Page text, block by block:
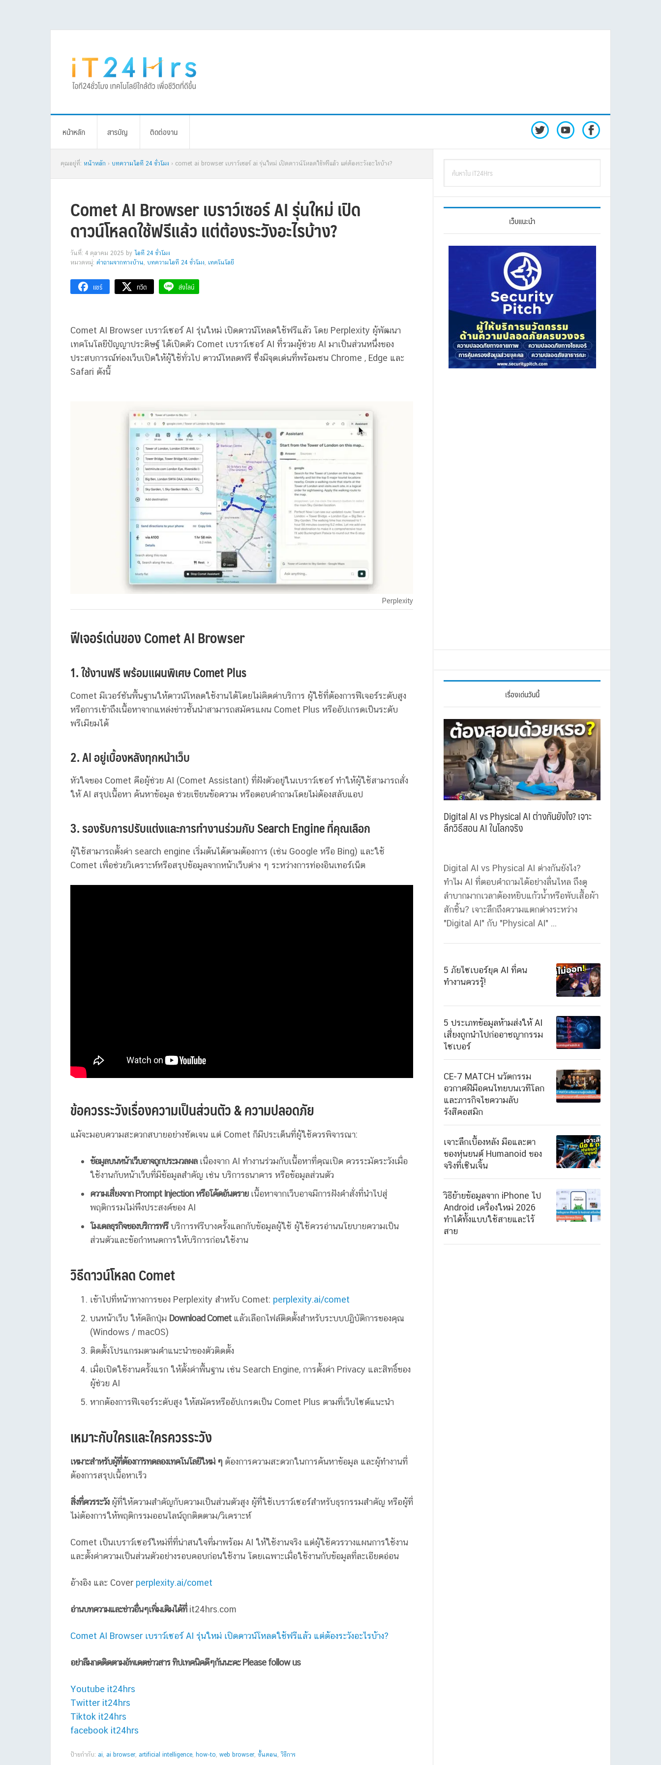
หน้าหลัก สารบัญ ติดต่องาน
คุณอยู่ที่: หน้าหลัก › บทความไอที 24 ชั่วโมง › comet ai browser เบราว์เซอร์ ai รุ่นใหม่ เปิดดาวน์โหลดใช้ฟรีแล้ว แต่ต้องระวังอะไรบ้าง?
Comet AI Browser เบราว์เซอร์ AI รุ่นใหม่ เปิด
ดาวน์โหลดใช้ฟรีแล้ว แต่ต้องระวังอะไรบ้าง?
วันที่: 4 ตุลาคม 2025 by ไอที 24 ชั่วโมง
หมวดหมู่: คำถามจากทางบ้าน, บทความไอที 24 ชั่วโมง, เทคโนโลยี
แชร์ ทวีต ส่งไลน์
Comet AI Browser เบราว์เซอร์ AI รุ่นใหม่ เปิดดาวน์โหลดใช้ฟรีแล้ว โดย Perplexity ผู้พัฒนา
เทคโนโลยีปัญญาประดิษฐ์ ได้เปิดตัว Comet เบราว์เซอร์ AI ที่รวมผู้ช่วย AI มาเป็นส่วนหนึ่งของ
ประสบการณ์ท่องเว็บเปิดให้ผู้ใช้ทั่วไป ดาวน์โหลดฟรี ซึ่งมีจุดเด่นที่พร้อมชน Chrome , Edge และ
Safari ดังนี้
Perplexity
ฟีเจอร์เด่นของ Comet AI Browser
1. ใช้งานฟรี พร้อมแผนพิเศษ Comet Plus
Comet มีเวอร์ชันพื้นฐานให้ดาวน์โหลดใช้งานได้โดยไม่คิดค่าบริการ ผู้ใช้ที่ต้องการฟีเจอร์ระดับสูง
หรือการเข้าถึงเนื้อหาจากแหล่งข่าวชั้นนำสามารถสมัครแผน Comet Plus หรืออัปเกรดเป็นระดับ
พรีเมียมได้
2. AI อยู่เบื้องหลังทุกหน้าเว็บ
หัวใจของ Comet คือผู้ช่วย AI (Comet Assistant) ที่ฝังตัวอยู่ในเบราว์เซอร์ ทำให้ผู้ใช้สามารถสั่ง
ให้ AI สรุปเนื้อหา ค้นหาข้อมูล ช่วยเขียนข้อความ หรือตอบคำถามโดยไม่ต้องสลับแอป
3. รองรับการปรับแต่งและการทำงานร่วมกับ Search Engine ที่คุณเลือก
ผู้ใช้สามารถตั้งค่า search engine เริ่มต้นได้ตามต้องการ (เช่น Google หรือ Bing) และใช้
Comet เพื่อช่วยวิเคราะห์หรือสรุปข้อมูลจากหน้าเว็บต่าง ๆ ระหว่างการท่องอินเทอร์เน็ต
ข้อควรระวังเรื่องความเป็นส่วนตัว & ความปลอดภัย
แม้จะมอบความสะดวกสบายอย่างชัดเจน แต่ Comet ก็มีประเด็นที่ผู้ใช้ควรพิจารณา:
ข้อมูลบนหน้าเว็บอาจถูกประมวลผลเนื่องจาก AI ทำงานร่วมกับเนื้อหาที่คุณเปิด ควรระมัดระวังเมื่อ
ใช้งานกับหน้าเว็บที่มีข้อมูลสำคัญ เช่น บริการธนาคาร หรือข้อมูลส่วนตัว
ความเสี่ยงจาก Prompt Injection หรือโค้ดอันตรายเนื้อหาจากเว็บอาจมีการฝังคำสั่งที่นำไปสู่
พฤติกรรมไม่พึงประสงค์ของ AI
โมเดลธุรกิจของบริการฟรีบริการฟรีบางครั้งแลกกับข้อมูลผู้ใช้ ผู้ใช้ควรอ่านนโยบายความเป็น
ส่วนตัวและข้อกำหนดการให้บริการก่อนใช้งาน
วิธีดาวน์โหลด Comet
เข้าไปที่หน้าทางการของ Perplexity สำหรับ Comet: perplexity.ai/comet
บนหน้าเว็บ ให้คลิกปุ่ม Download Cometแล้วเลือกไฟล์ติดตั้งสำหรับระบบปฏิบัติการของคุณ
(Windows / macOS)
ติดตั้งโปรแกรมตามคำแนะนำของตัวติดตั้ง
เมื่อเปิดใช้งานครั้งแรก ให้ตั้งค่าพื้นฐาน เช่น Search Engine, การตั้งค่า Privacy และสิทธิ์ของ
ผู้ช่วย AI
หากต้องการฟีเจอร์ระดับสูง ให้สมัครหรืออัปเกรดเป็น Comet Plus ตามที่เว็บไซต์แนะนำ
เหมาะกับใครและใครควรระวัง
เหมาะสำหรับผู้ที่ต้องการทดลองเทคโนโลยีใหม่ ๆ ต้องการความสะดวกในการค้นหาข้อมูล และผู้ทำงานที่
ต้องการสรุปเนื้อหาเร็ว
สิ่งที่ควรระวังผู้ที่ให้ความสำคัญกับความเป็นส่วนตัวสูง ผู้ที่ใช้เบราว์เซอร์สำหรับธุรกรรมสำคัญ หรือผู้ที่
ไม่ต้องการให้พฤติกรรมออนไลน์ถูกติดตาม/วิเคราะห์
Comet เป็นเบราว์เซอร์ใหม่ที่ที่น่าสนใจที่มาพร้อม AI ให้ใช้งานจริง แต่ผู้ใช้ควรวางแผนการใช้งาน
และตั้งค่าความเป็นส่วนตัวอย่างรอบคอบก่อนใช้งาน โดยเฉพาะเมื่อใช้งานกับข้อมูลที่ละเอียดอ่อน
อ้างอิง และ Cover perplexity.ai/comet
อ่านบทความและข่าวอื่นๆเพิ่มเติมได้ที่it24hrs.com
Comet AI Browser เบราว์เซอร์ AI รุ่นใหม่ เปิดดาวน์โหลดใช้ฟรีแล้ว แต่ต้องระวังอะไรบ้าง?
อย่าลืมกดติดตามอัพเดตข่าวสาร ทิปเทคนิคดีๆกันนะคะ Please follow us
Youtube it24hrs
Twitter it24hrs
Tiktok it24hrs
facebook it24hrs
ป้ายกำกับ: ai, ai browser, artificial intelligence, how-to, web browser, ขั้้นตอน,วิธีการ
Primary
Sidebar
iT24Hrs
เว็บแนะนำ
เรื่องเด่นวันนี้
Digital AI vs Physical AI ต่างกันยังไง? เจาะ
ลึกวิธีสอน AI ในโลกจริง
Digital AI vs Physical AI ต่างกันยังไง?
ทำไม AI ที่ตอบคำถามได้อย่างลื่นไหล ถึงดู
ลำบากมากเวลาต้องหยิบแก้วน้ำหรือพับเสื้อผ้า
สักชิ้น? เจาะลึกถึงความแตกต่างระหว่าง
"Digital AI" กับ "Physical AI" ...
5 ภัยไซเบอร์ยุค AI ที่คน
ทำงานควรรู้!
5 ประเภทข้อมูลห้ามส่งให้ AI
เสี่ยงถูกนำไปก่ออาชญากรรม
ไซเบอร์
CE-7 MATCH นวัตกรรม
อวกาศฝีมือคนไทยบนเวทีโลก
และภารกิจไขความลับ
รังสีคอสมิก
เจาะลึกเบื้องหลัง มือและตา
ของหุ่นยนต์ Humanoid ของ
จริงที่เซินเจิ้น
วิธีย้ายข้อมูลจาก iPhone ไป
Android เครื่องใหม่ 2026
ทำได้ทั้งแบบใช้สายและไร้
สาย